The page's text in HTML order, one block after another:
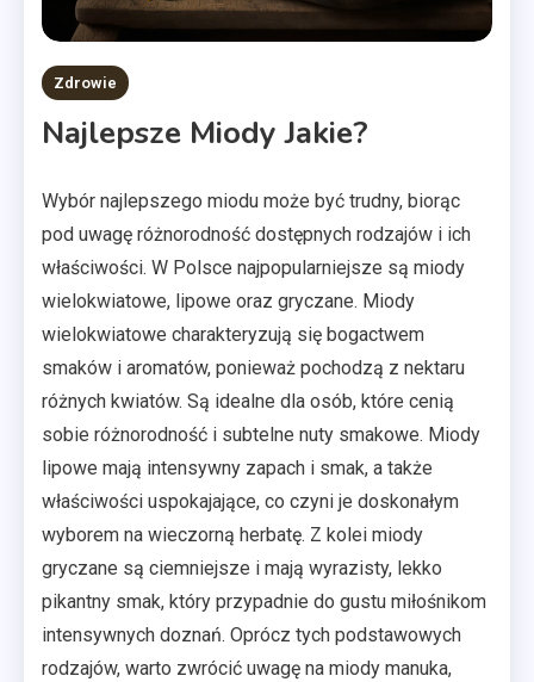
Zdrowie
Najlepsze Miody Jakie?
Wybór najlepszego miodu może być trudny, biorąc
pod uwagę różnorodność dostępnych rodzajów i ich
właściwości. W Polsce najpopularniejsze są miody
wielokwiatowe, lipowe oraz gryczane. Miody
wielokwiatowe charakteryzują się bogactwem
smaków i aromatów, ponieważ pochodzą z nektaru
różnych kwiatów. Są idealne dla osób, które cenią
sobie różnorodność i subtelne nuty smakowe. Miody
lipowe mają intensywny zapach i smak, a także
właściwości uspokajające, co czyni je doskonałym
wyborem na wieczorną herbatę. Z kolei miody
gryczane są ciemniejsze i mają wyrazisty, lekko
pikantny smak, który przypadnie do gustu miłośnikom
intensywnych doznań. Oprócz tych podstawowych
rodzajów, warto zwrócić uwagę na miody manuka,